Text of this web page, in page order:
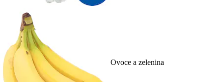
Ovoce a zelenina